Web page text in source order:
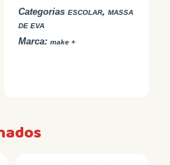
Categorias ESCOLAR,MASSA
DE EVA
Marca:make +